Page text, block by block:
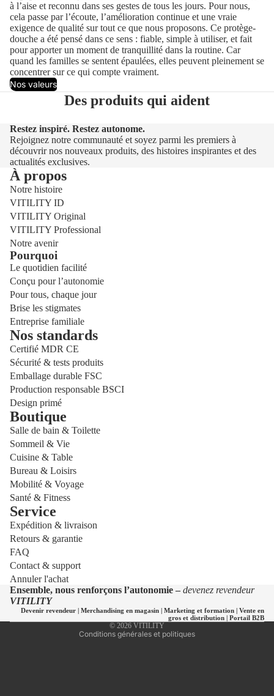
à l’aise et reconnu dans ses gestes de tous les jours. Pour nous,
cela passe par l’écoute, l’amélioration continue et une vraie
exigence de qualité sur tout ce que nous proposons. Ce protège-
douche a été pensé dans ce sens : fiable, simple à utiliser, et fait
pour apporter un moment de tranquillité dans la routine. Car
quand les familles se sentent épaulées, elles peuvent pleinement se
concentrer sur ce qui compte vraiment.
Nos valeurs
Des produits qui aident
Restez inspiré. Restez autonome.
Rejoignez notre communauté et soyez parmi les premiers à
découvrir nos nouveaux produits, des histoires inspirantes et des
actualités exclusives.
À propos
Notre histoire
VITILITY ID
VITILITY Original
VITILITY Professional
Notre avenir
Pourquoi
Le quotidien facilité
Conçu pour l’autonomie
Pour tous, chaque jour
Brise les stigmates
Entreprise familiale
Nos standards
Certifié MDR CE
Sécurité & tests produits
Emballage durable FSC
Production responsable BSCI
Design primé
Boutique
Salle de bain & Toilette
Sommeil & Vie
Cuisine & Table
Bureau & Loisirs
Mobilité & Voyage
Santé & Fitness
Service
Expédition & livraison
Retours & garantie
FAQ
Contact & support
Annuler l'achat
Ensemble, nous renforçons l’autonomie – devenez revendeur
VITILITY
Devenir revendeur Merchandising en magasin Marketing et formation
Vente en
gros et distribution
Portail B2B
© 2026 VITILITY
Conditions générales et politiques
Politique de confidentialité
Politique de remboursement
Politique d’expédition
Coordonnées
Conditions d’utilisation
Mentions légales